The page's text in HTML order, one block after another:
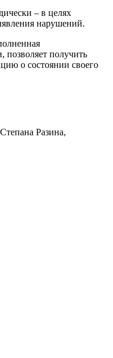
– в целях
нарушений.
позволяет получить
о состоянии своего
Разина,